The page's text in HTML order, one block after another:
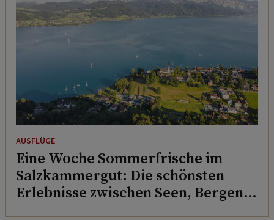
AUSFLÜGE
Eine Woche Sommerfrische im
Salzkammergut: Die schönsten
Erlebnisse zwischen Seen, Bergen